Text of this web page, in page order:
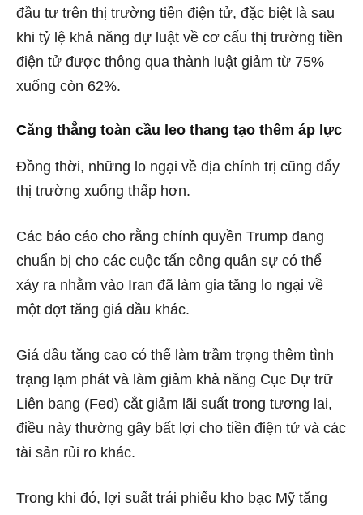
đầu tư trên thị trường tiền điện tử, đặc biệt là sau
khi tỷ lệ khả năng dự luật về cơ cấu thị trường tiền
điện tử được thông qua thành luật giảm từ 75%
xuống còn 62%.
Căng thẳng toàn cầu leo ​​thang tạo thêm áp lực
Đồng thời, những lo ngại về địa chính trị cũng đẩy
thị trường xuống thấp hơn.
Các báo cáo cho rằng chính quyền Trump đang
chuẩn bị cho các cuộc tấn công quân sự có thể
xảy ra nhằm vào Iran đã làm gia tăng lo ngại về
một đợt tăng giá dầu khác.
Giá dầu tăng cao có thể làm trầm trọng thêm tình
trạng lạm phát và làm giảm khả năng Cục Dự trữ
Liên bang (Fed) cắt giảm lãi suất trong tương lai,
điều này thường gây bất lợi cho tiền điện tử và các
tài sản rủi ro khác.
Trong khi đó, lợi suất trái phiếu kho bạc Mỹ tăng